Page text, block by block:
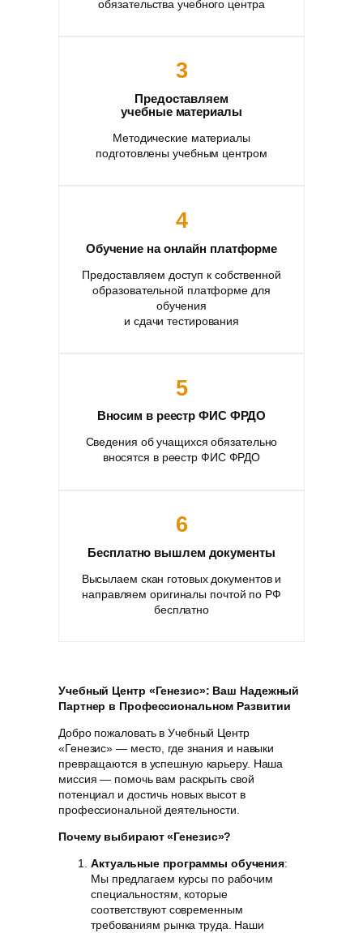
обязательства учебного центра
3
Предоставляем
учебные материалы
Методические материалы
подготовлены учебным центром
4
Обучение на онлайн платформе
Предоставляем доступ к собственной
образовательной платформе для
обучения
и сдачи тестирования
5
Вносим в реестр ФИС ФРДО
Сведения об учащихся обязательно
вносятся в реестр ФИС ФРДО
6
Бесплатно вышлем документы
Высылаем скан готовых документов и
направляем оригиналы почтой по РФ
бесплатно
Учебный Центр «Генезис»: Ваш Надежный
Партнер в Профессиональном Развитии
Добро пожаловать в Учебный Центр
«Генезис» — место, где знания и навыки
превращаются в успешную карьеру. Наша
миссия — помочь вам раскрыть свой
потенциал и достичь новых высот в
профессиональной деятельности.
Почему выбирают «Генезис»?
Актуальные программы обучения:
Мы предлагаем курсы по рабочим
специальностям, которые
соответствуют современным
требованиям рынка труда. Наши